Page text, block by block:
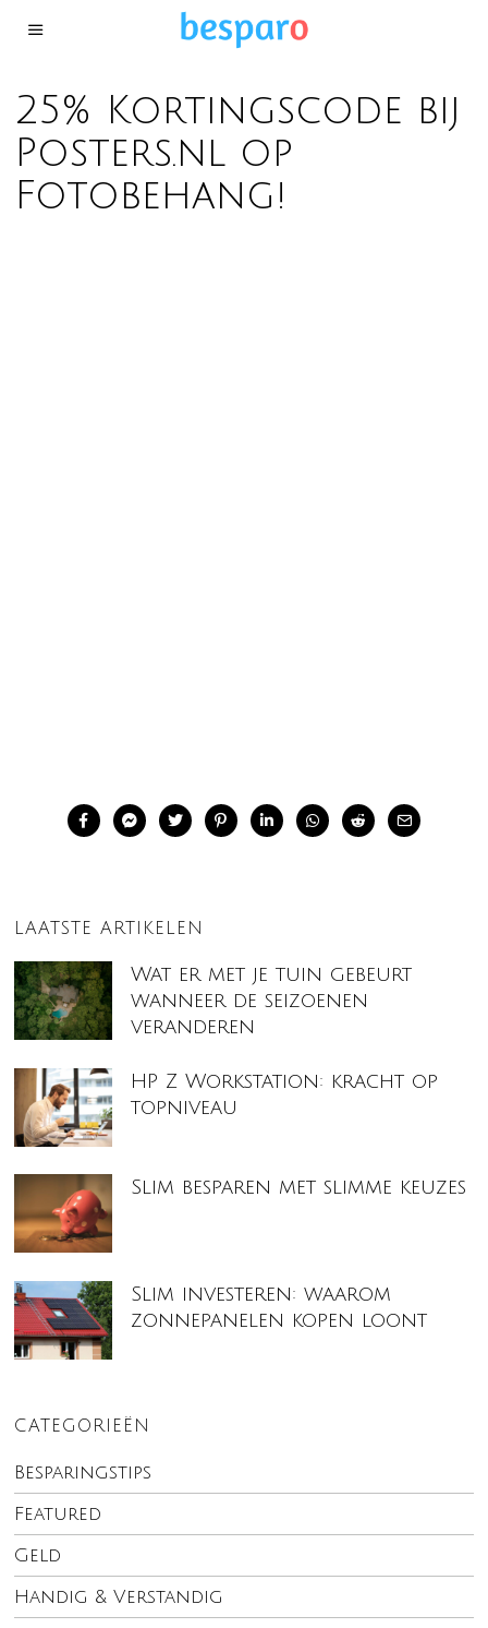
25% Kortingscode bij
Posters.nl op
Fotobehang!
LAATSTE ARTIKELEN
Wat er met je tuin gebeurt
wanneer de seizoenen
veranderen
HP Z Workstation: kracht op
topniveau
Slim besparen met slimme keuzes
Slim investeren: waarom
zonnepanelen kopen loont
CATEGORIEËN
Besparingstips
Featured
Geld
Handig & Verstandig